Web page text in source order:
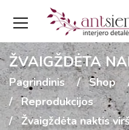
ŽVAIGŽDĖTA
Pagrindinis Shop
Reprodukcijos
Žvaigždėta naktis